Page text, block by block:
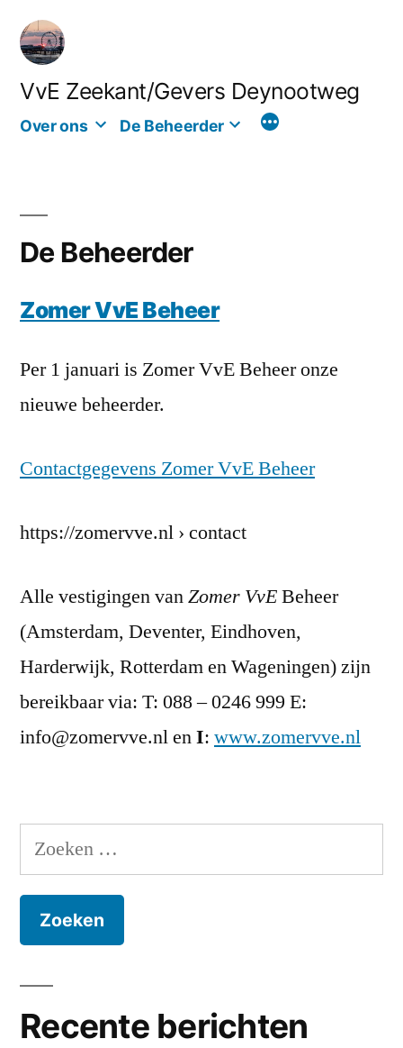
naar
inhoud
VvE Zeekant/Gevers Deynootweg
Over ons De Beheerder
De Beheerder
Zomer VvE Beheer
Per 1 januari is Zomer VvE Beheer onze
nieuwe beheerder.
Contactgegevens Zomer VvE Beheer
https://zomervve.nl › contact
Alle vestigingen vanZomer VvEBeheer
(Amsterdam, Deventer, Eindhoven,
Harderwijk, Rotterdam en Wageningen) zijn
bereikbaar via: T: 088 – 0246 999 E:
info@zomervve.nl enI: www.zomervve.nl
Zoeken
naar:
Recente berichten